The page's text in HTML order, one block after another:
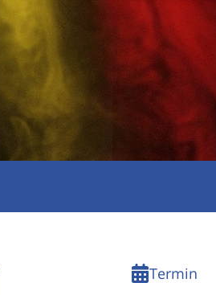
Termin